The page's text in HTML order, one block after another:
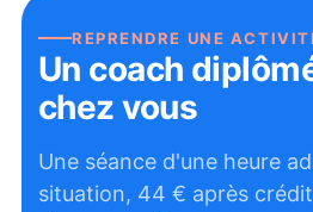
REPRENDRE UNE
Un coach
chez vous
Une séance d'une heure
situation, 44 € après